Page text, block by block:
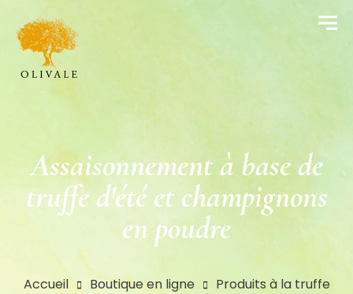
Assaisonnement à base de
truffe d'été et champignons
en poudre
Accueil Boutique en ligne Produits à la truffe